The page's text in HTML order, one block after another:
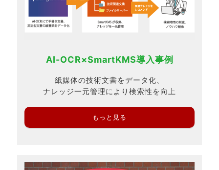
AI-OCR×SmartKMS導入事例
紙媒体の技術文書をデータ化、
ナレッジ一元管理により検索性を向上
もっと見る